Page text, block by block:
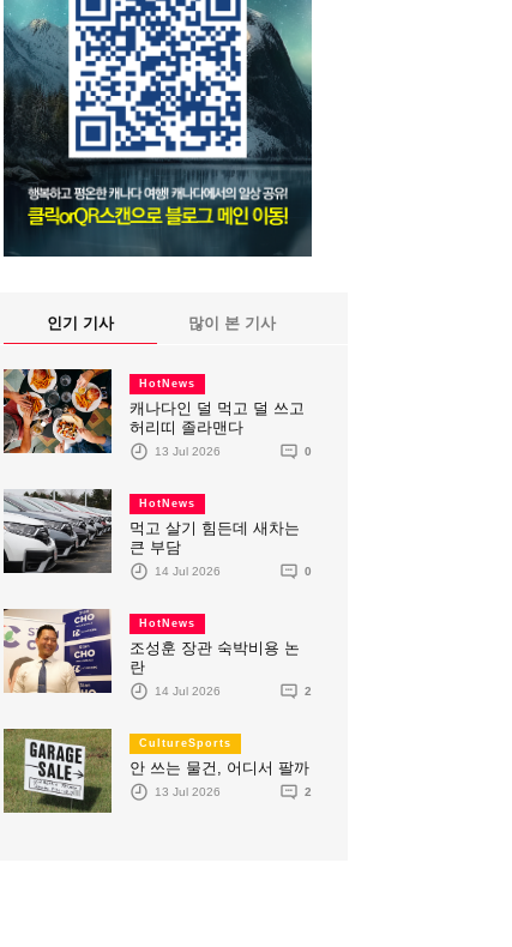
인기 기사 많이 본 기사
HotNews
캐나다인 덜 먹고 덜 쓰고
허리띠 졸라맨다
13 Jul 2026 0
HotNews
먹고 살기 힘든데 새차는
큰 부담
14 Jul 2026 0
HotNews
조성훈 장관 숙박비용 논
란
14 Jul 2026 2
CultureSports
안 쓰는 물건, 어디서 팔까
13 Jul 2026 2